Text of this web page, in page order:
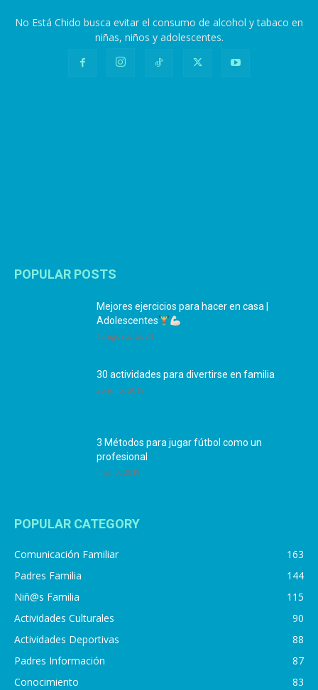
No Está Chido busca evitar el consumo de alcohol y tabaco en
niñas, niños y adolescentes.
POPULAR POSTS
Mejores ejercicios para hacer en casa |
Adolescentes
12 agosto, 2024
30 actividades para divertirse en familia
25 julio, 2019
3 Métodos para jugar fútbol como un
profesional
4 julio, 2019
POPULAR CATEGORY
Comunicación Familiar
163
Padres Familia
144
Niñ@s Familia
115
Actividades Culturales
90
Actividades Deportivas
88
Padres Información
87
Conocimiento
83